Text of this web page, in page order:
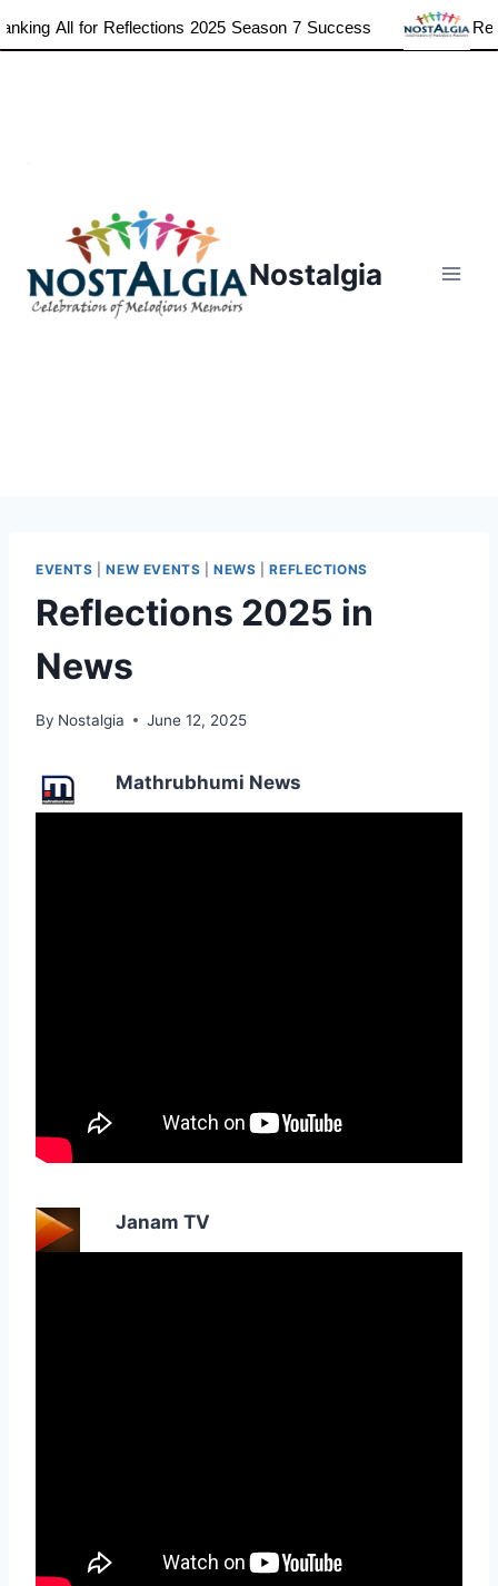
All for Reflections 2025 Season 7 Success
Nostalgia
EVENTS |NEW EVENTS |NEWS |REFLECTIONS
Reflections 2025 in
News
By Nostalgia June 12, 2025
Mathrubhumi News
Janam TV